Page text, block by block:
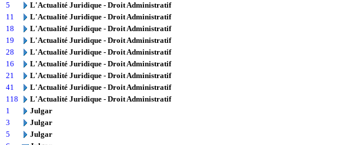
5
L'Actualité Juridique - Droit Administratif
11
L'Actualité Juridique - Droit Administratif
18
L'Actualité Juridique - Droit Administratif
19
L'Actualité Juridique - Droit Administratif
28
L'Actualité Juridique - Droit Administratif
16
L'Actualité Juridique - Droit Administratif
21
L'Actualité Juridique - Droit Administratif
41
L'Actualité Juridique - Droit Administratif
118
L'Actualité Juridique - Droit Administratif
1
Julgar
3
Julgar
5
Julgar